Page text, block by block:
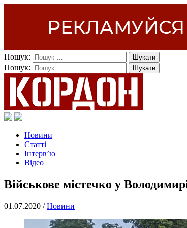
Пошук:
Пошук:
Новини
Статті
Інтерв’ю
Відео
Військове містечко у
01.07.2020 /Новини